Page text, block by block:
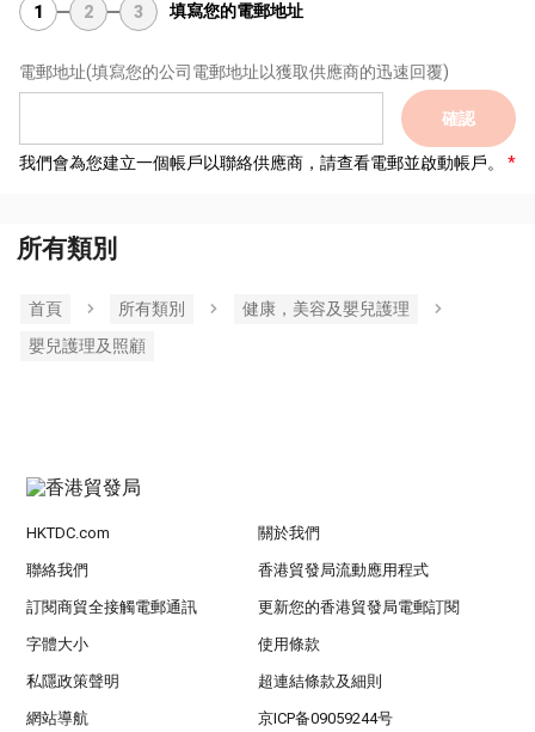
1 2 3 填寫您的電郵地址
電郵地址(填寫您的公司電郵地址以獲取供應商的迅速回覆)
確認
我們會為您建立一個帳戶以聯絡供應商，請查看電郵並啟動帳戶。
所有類別
首頁 所有類別
健康，美容及嬰兒護理
嬰兒護理及照顧
HKTDC.com 關於我們
聯絡我們 香港貿發局流動應用程式
訂閱商貿全接觸電郵通訊 更新您的香港貿發局電郵訂閱
字體大小 使用條款
私隱政策聲明 超連結條款及細則
網站導航 京ICP备09059244号